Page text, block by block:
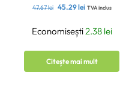
47.67lei 45.29lei TVA inclus
Economisești2.38 lei
Citește mai mult